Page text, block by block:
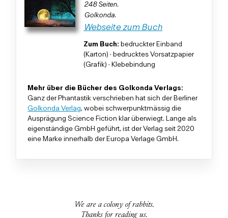
248 Seiten.
Golkonda.
Webseite zum Buch
Zum Buch: bedruckter Einband
(Karton) · bedrucktes Vorsatzpapier
(Grafik) · Klebebindung
Mehr über die Bücher des Golkonda Verlags:
Ganz der Phantastik verschrieben hat sich der Berliner
Golkonda Verlag, wobei schwerpunktmässig die
Ausprägung Science Fiction klar überwiegt. Lange als
eigenständige GmbH geführt, ist der Verlag seit 2020
eine Marke innerhalb der Europa Verlage GmbH.
We are a colony of rabbits.
Thanks for reading us.